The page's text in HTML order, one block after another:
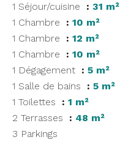
1 Séjour/cuisine
31 m²
1 Chambre
10 m²
1 Chambre
12 m²
1 Chambre
10 m²
1 Dégagement
5 m²
1 Salle de bains
5 m²
1 Toilettes
1 m²
2 Terrasses
48 m²
3 Parkings